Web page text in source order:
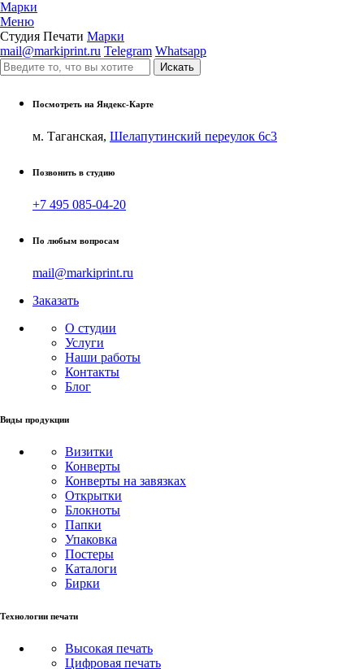
Марки
Меню
Студия Печати Марки
mail@markiprint.ru Telegram Whatsapp
Посмотреть на Яндекс-Карте
м. Таганская, Шелапутинский переулок 6с3
Позвонить в студию
+7 495 085-04-20
По любым вопросам
mail@markiprint.ru
Заказать
О студии
Услуги
Наши работы
Контакты
Блог
Виды продукции
Визитки
Конверты
Конверты на завязках
Открытки
Блокноты
Папки
Упаковка
Постеры
Каталоги
Бирки
Технологии печати
Высокая печать
Цифровая печать